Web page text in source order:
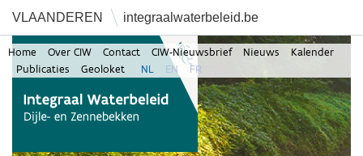
VLAANDEREN integraalwaterbeleid.be
Home Over CIW Contact CIW-Nieuwsbrief Nieuws
Kalender
Publicaties
Geoloket NL EN FR